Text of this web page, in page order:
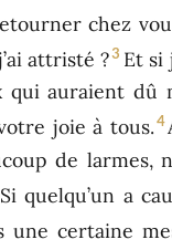
chez
attristé ?3 Et si
auraient dû
joie à tous.4
de larmes,
Si quelqu’un a
une certaine